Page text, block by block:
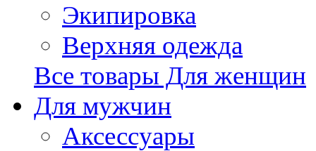
Экипировка
Верхняя одежда
Все товары Для женщин
Для мужчин
Аксессуары